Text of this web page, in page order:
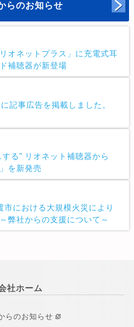
らのお知らせ
オネットプラス」に充電式耳
補聴器が新登場
記事広告を掲載しました。
る” リオネット補聴器から
を新発売
市における大規模火災により
弊社からの支援について～
社ホーム
らのお知らせ